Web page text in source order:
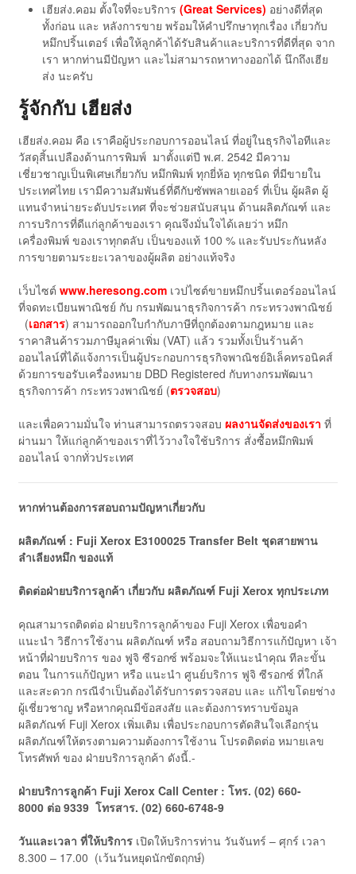
เฮียส่ง.คอม ตั้งใจที่จะบริการ (Great Services) อย่างดีที่สุด
ทั้งก่อน และ หลังการขาย พร้อมให้คำปรึกษาทุกเรื่อง เกี่ยวกับ
หมึกปริ้นเตอร์ เพื่อให้ลูกค้าได้รับสินค้าและบริการที่ดีที่สุด จาก
เรา หากท่านมีปัญหา และไม่สามารถหาทางออกได้ นึกถึงเฮีย
ส่ง นะครับ
รู้จักกับ เฮียส่ง
เฮียส่ง.คอม คือ เราคือผู้ประกอบการออนไลน์ ที่อยู่ในธุรกิจไอทีและ
วัสดุสิ้นเปลืองด้านการพิมพ์ มาตั้งแต่ปี พ.ศ. 2542 มีความ
เชี่ยวชาญเป็นพิเศษเกี่ยวกับ หมึกพิมพ์ ทุกยี่ห้อ ทุกชนิด ที่มีขายใน
ประเทศไทย เรามีความสัมพันธ์ที่ดีกับซัพพลายเออร์ ที่เป็น ผู้ผลิต ผู้
แทนจำหน่ายระดับประเทศ ที่จะช่วยสนับสนุน ด้านผลิตภัณฑ์ และ
การบริการที่ดีแก่ลูกค้าของเรา คุณจึงมั่นใจได้เลยว่า หมึก
เครื่องพิมพ์ ของเราทุกตลับ เป็นของแท้ 100 % และรับประกันหลัง
การขายตามระยะเวลาของผู้ผลิต อย่างแท้จริง
เว็บไซต์ www.heresong.comเวปไซต์ขายหมึกปริ้นเตอร์ออนไลน์
ที่จดทะเบียนพาณิชย์ กับ กรมพัฒนาธุรกิจการค้า กระทรวงพาณิชย์
(เอกสาร) สามารถออกใบกำกับภาษีที่ถูกต้องตามกฎหมาย และ
ราคาสินค้ารวมภาษีมูลค่าเพิ่ม (VAT) แล้ว รวมทั้งเป็นร้านค้า
ออนไลน์ที่ได้แจ้งการเป็นผู้ประกอบการธุรกิจพาณิชย์อิเล็คทรอนิคส์
ด้วยการขอรับเครื่องหมาย DBD Registered กับทางกรมพัฒนา
ธุรกิจการค้า กระทรวงพาณิชย์ (ตรวจสอบ)
และเพื่อความมั่นใจ ท่านสามารถตรวจสอบ ผลงานจัดส่งของเรา ที่
ผ่านมา ให้แก่ลูกค้าของเราที่ไว้วางใจใช้บริการ สั่งซื้อหมึกพิมพ์
ออนไลน์ จากทั่วประเทศ
หากท่านต้องการสอบถามปัญหาเกี่ยวกับ
ผลิตภัณฑ์ : Fuji Xerox E3100025 Transfer Belt ชุดสายพาน
ลำเลียงหมึก ของแท้
ติดต่อฝ่ายบริการลูกค้า เกี่ยวกับ ผลิตภัณฑ์ Fuji Xerox ทุกประเภท
คุณสามารถติดต่อ ฝ่ายบริการลูกค้าของ Fuji Xerox เพื่อขอคำ
แนะนำ วิธีการใช้งาน ผลิตภัณฑ์ หรือ สอบถามวิธีการแก้ปัญหา เจ้า
หน้าที่ฝ่ายบริการ ของ ฟูจิ ซีรอกซ์ พร้อมจะให้แนะนำคุณ ทีละขั้น
ตอน ในการแก้ปัญหา หรือ แนะนำ ศูนย์บริการ ฟูจิ ซีรอกซ์ ที่ใกล้
และสะดวก กรณีจำเป็นต้องได้รับการตรวจสอบ และ แก้ไขโดยช่าง
ผู้เชี่ยวชาญ หรือหากคุณมีข้อสงสัย และต้องการทราบข้อมูล
ผลิตภัณฑ์ Fuji Xerox เพิ่มเติม เพื่อประกอบการตัดสินใจเลือกรุ่น
ผลิตภัณฑ์ให้ตรงตามความต้องการใช้งาน โปรดติดต่อ หมายเลข
โทรศัพท์ ของ ฝ่ายบริการลูกค้า ดังนี้.-
ฝ่ายบริการลูกค้า Fuji Xerox Call Center: โทร. (02) 660-
8000 ต่อ 9339 โทรสาร. (02) 660-6748-9
วันและเวลา ที่ให้บริการเปิดให้บริการท่าน วันจันทร์ – ศุกร์ เวลา
8.300 – 17.00 (เว้นวันหยุดนักขัตฤกษ์)